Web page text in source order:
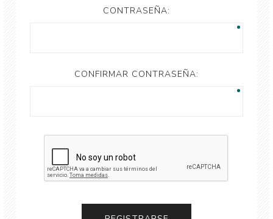
CONTRASEÑA:
CONFIRMAR CONTRASEÑA: